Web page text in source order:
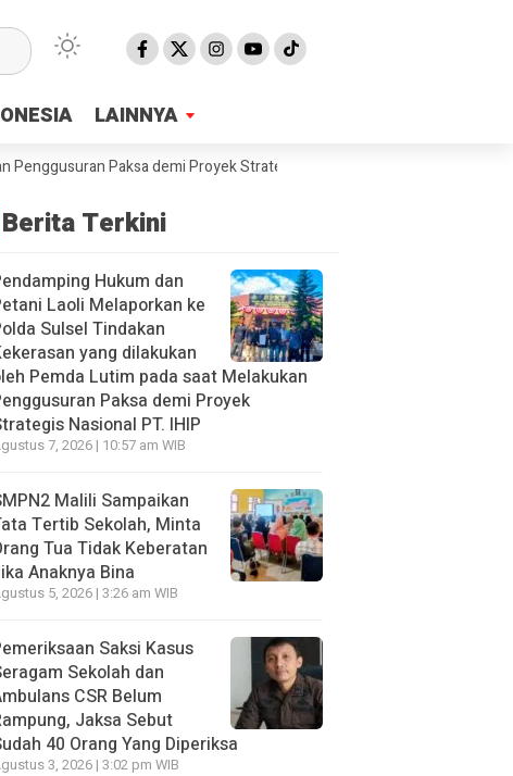
LAINNYA
LAINNYA
Paksa demi Proyek Strategis Nasional PT. IHIP
Berita Terkini
Hukum dan
Laoli Melaporkan ke
Sulsel Tindakan
yang dilakukan
Pemda Lutim pada saat Melakukan
Paksa demi Proyek
Nasional PT. IHIP
7, 2026 | 10:57 am WIB
Malili Sampaikan
Tertib Sekolah, Minta
Tua Tidak Keberatan
Anaknya Bina
5, 2026 | 3:26 am WIB
Saksi Kasus
Sekolah dan
CSR Belum
Jaksa Sebut
40 Orang Yang Diperiksa
3, 2026 | 3:02 pm WIB